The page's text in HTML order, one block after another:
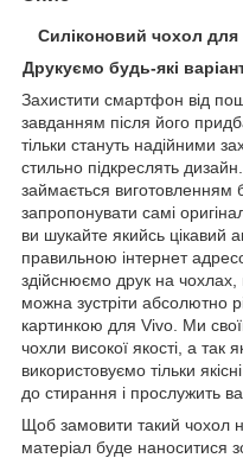
Силіконовий чохол
Друкуємо будь-які
Захистити смартфон від
завданням після його
тільки стануть надійними
стильно підкреслять
займається виготовленням
запропонувати самі
ви шукайте якийсь цікавий
правильною інтернет
здійснюємо друк на
можна зустріти абсолютно
картинкою для Vivo. Ми
чохли високої якості, а так
використовуємо тільки
до стирання і прослужить
Щоб замовити такий чохол
матеріал буде наноситися